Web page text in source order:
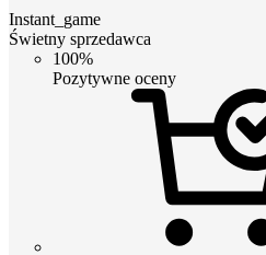
Instant_game
Świetny sprzedawca
100%
Pozytywne oceny